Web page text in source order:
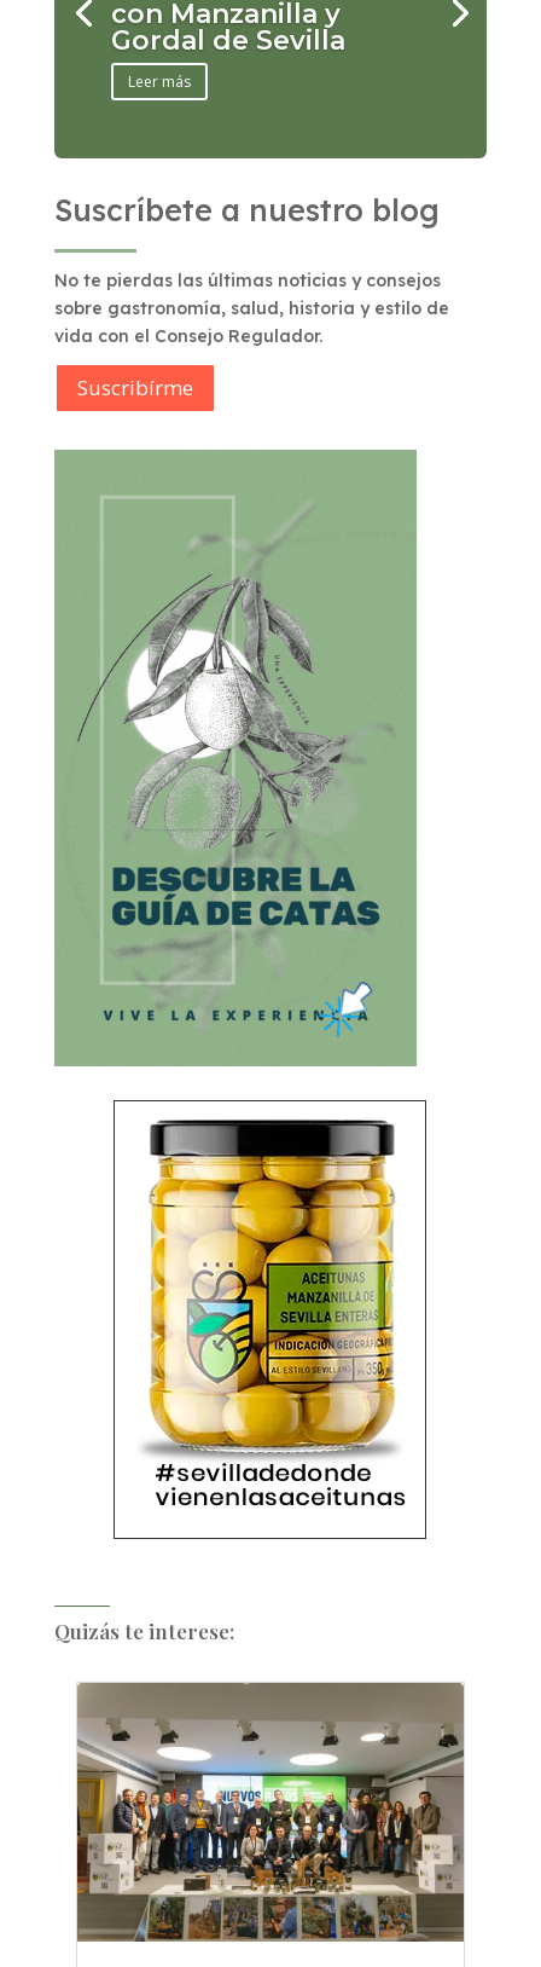
con Manzanilla y
Gordal de Sevilla
Leer más
Suscríbete a nuestro blog
No te pierdas las últimas noticias y consejos
sobre gastronomía, salud, historia y estilo de
vida con el Consejo Regulador.
Suscribírme
Quizás te interese: